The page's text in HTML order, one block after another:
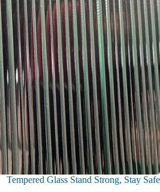
Tempered Glass Stand Strong, Stay Safe